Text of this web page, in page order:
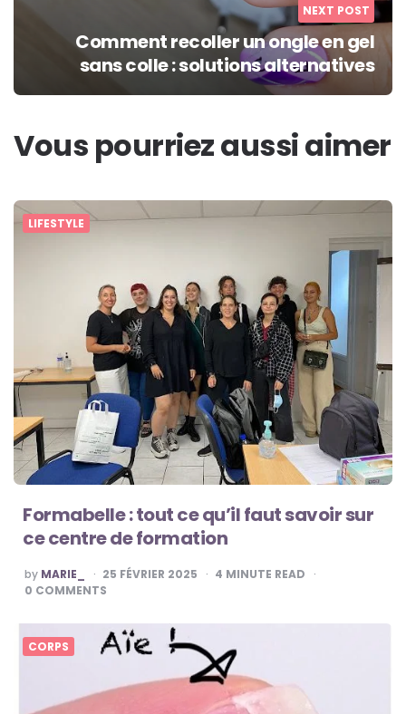
NEXT POST
Comment recoller un ongle en gel
sans colle : solutions alternatives
Vous pourriez aussi aimer
LIFESTYLE
Formabelle : tout ce qu’il faut savoir sur
ce centre de formation
POSTED
BY
by MARIE_ 25 FÉVRIER 2025 4 MINUTE READ
0 COMMENTS
CORPS